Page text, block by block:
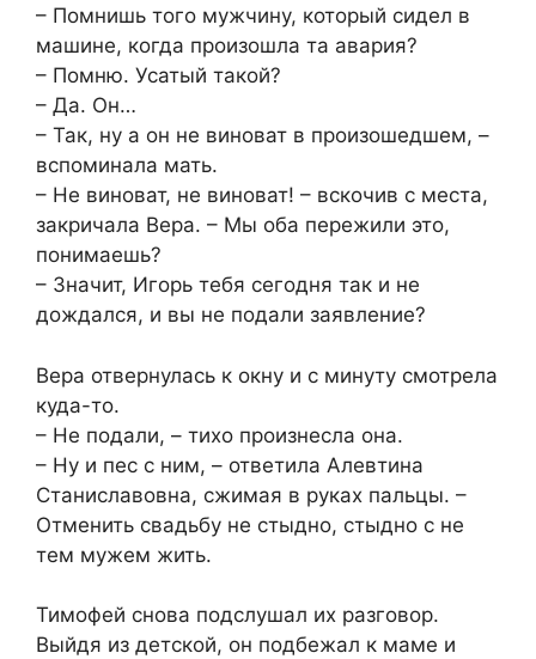
– Помнишь того мужчину, который сидел в
машине, когда произошла та авария?
– Помню. Усатый такой?
– Да. Он…
– Так, ну а он не виноват в произошедшем, –
вспоминала мать.
– Не виноват, не виноват! – вскочив с места,
закричала Вера. – Мы оба пережили это,
понимаешь?
– Значит, Игорь тебя сегодня так и не
дождался, и вы не подали заявление?
Вера отвернулась к окну и с минуту смотрела
куда-то.
– Не подали, – тихо произнесла она.
– Ну и пес с ним, – ответила Алевтина
Станиславовна, сжимая в руках пальцы. –
Отменить свадьбу не стыдно, стыдно с не
тем мужем жить.
Тимофей снова подслушал их разговор.
Выйдя из детской, он подбежал к маме и